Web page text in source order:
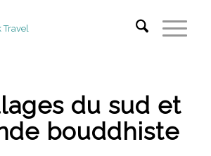
du sud et
bouddhiste